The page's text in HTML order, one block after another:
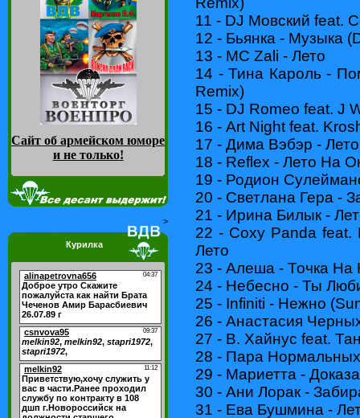
Сайт об армейском юморе
и не только!
>
Курилка
11 - DJ Мовский feat.
12 - Бьянка - Музыка
13 - MC Zali - Лето
14 - Тина Кароль -
Remix)
15 - DJ Romeo feat. J
16 - Art Night feat.
17 - Дима Вэбэр - Лето
18 - Reflex - Лето На
19 - Родион
20 - Светлана Гера -
21 - Ирина Билык -
22 - Coxy Panda
Лето
23 - Алеша - Точка На
24 - Небесно - Ты
25 - Infiniti - Нежно
26 - Анастасия
27 - В. Хайнус feat.
28 - Пара
29 - Мариетта -
30 - Ани Лорак -
31 - Ева Бушмина -